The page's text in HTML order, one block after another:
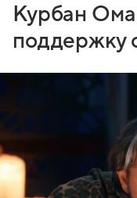
Курбан
поддержку